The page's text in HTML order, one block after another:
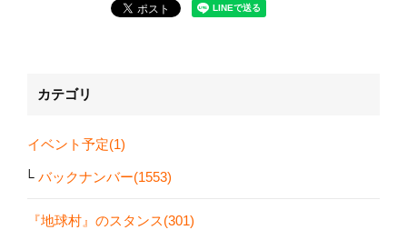
カテゴリ
イベント予定(1)
バックナンバー(1553)
『地球村』のスタンス(301)